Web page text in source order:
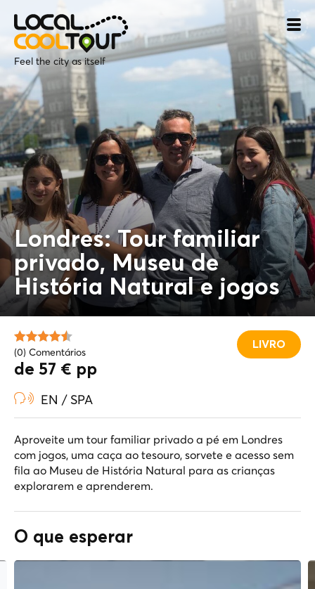
Feel the city as itself
Londres: Tour familiar
privado, Museu de
História Natural e jogos
LIVRO
(0) Comentários
de 57 € pp
EN / SPA
Aproveite um tour familiar privado a pé em Londres
com jogos, uma caça ao tesouro, sorvete e acesso sem
fila ao Museu de História Natural para as crianças
explorarem e aprenderem.
O que esperar